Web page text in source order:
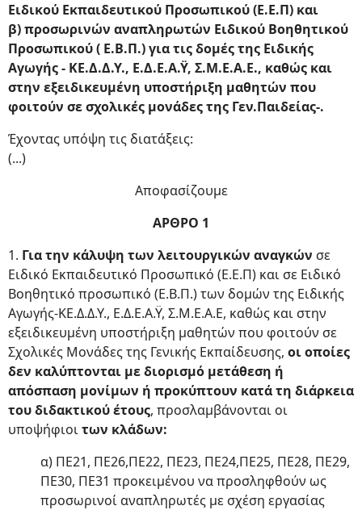
Ειδικού Εκπαιδευτικού Προσωπικού (Ε.Ε.Π) και
β) προσωρινών αναπληρωτών Ειδικού Βοηθητικού
Προσωπικού ( Ε.Β.Π.) για τις δομές της Ειδικής
Αγωγής - ΚΕ.Δ.Δ.Υ., Ε.Δ.Ε.Α.Ϋ, Σ.Μ.Ε.Α.Ε., καθώς και
στην εξειδικευμένη υποστήριξη μαθητών που
φοιτούν σε σχολικές μονάδες της Γεν.Παιδείας-.
Έχοντας υπόψη τις διατάξεις:
(...)
Αποφασίζουμε
ΑΡΘΡΟ 1
1. Για την κάλυψη των λειτουργικών αναγκών σε
Ειδικό Εκπαιδευτικό Προσωπικό (Ε.Ε.Π) και σε Ειδικό
Βοηθητικό προσωπικό (Ε.Β.Π.) των δομών της Ειδικής
Αγωγής-ΚΕ.Δ.Δ.Υ., Ε.Δ.Ε.Α.Ϋ, Σ.Μ.Ε.Α.Ε, καθώς και στην
εξειδικευμένη υποστήριξη μαθητών που φοιτούν σε
Σχολικές Μονάδες της Γενικής Εκπαίδευσης, οι οποίες
δεν καλύπτονται με διορισμό μετάθεση ή
απόσπαση μονίμων ή προκύπτουν κατά τη διάρκεια
του διδακτικού έτους, προσλαμβάνονται οι
υποψήφιοιτων κλάδων:
α) ΠΕ21, ΠΕ26,ΠΕ22, ΠΕ23, ΠΕ24,ΠΕ25, ΠΕ28, ΠΕ29,
ΠΕ30, ΠΕ31 προκειμένου να προσληφθούν ως
προσωρινοί αναπληρωτές με σχέση εργασίας